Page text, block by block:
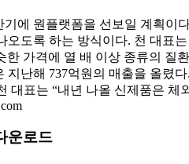
기에 원플랫폼을 선보일 계획이
오도록 하는 방식이다. 천 대표
한 가격에 열 배 이상 종류의 질
지난해 737억원의 매출을 올렸
대표는 “내년 나올 신제품은
운로드